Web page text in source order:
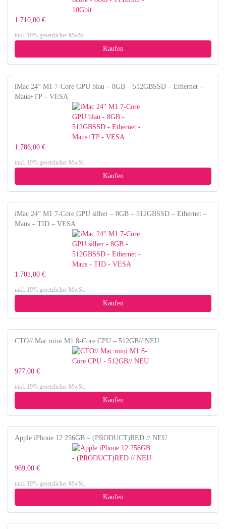
1.710,00 €
inkl. 19% gesetzlicher MwSt.
Kaufen
iMac 24“ M1 7-Core GPU blau – 8GB – 512GBSSD – Ethernet –
Maus+TP – VESA
1.786,00 €
inkl. 19% gesetzlicher MwSt.
Kaufen
iMac 24“ M1 7-Core GPU silber – 8GB – 512GBSSD – Ethernet –
Maus – TID – VESA
1.701,00 €
inkl. 19% gesetzlicher MwSt.
Kaufen
CTO// Mac mini M1 8-Core CPU – 512GB// NEU
977,00 €
inkl. 19% gesetzlicher MwSt.
Kaufen
Apple iPhone 12 256GB – (PRODUCT)RED // NEU
969,00 €
inkl. 19% gesetzlicher MwSt.
Kaufen